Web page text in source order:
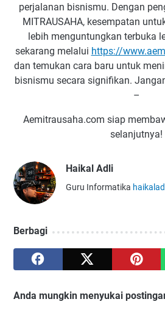
perjalanan bisnismu. Dengan
MITRAUSAHA, kesempatan
lebih menguntungkan terbuka
sekarang melalui https://
dan temukan cara baru untuk
bisnismu secara signifikan.
–
Aemitrausaha.com siap
selanjutnya!
Haikal Adli
Guru Informatika
Berbagi
Anda mungkin menyukai